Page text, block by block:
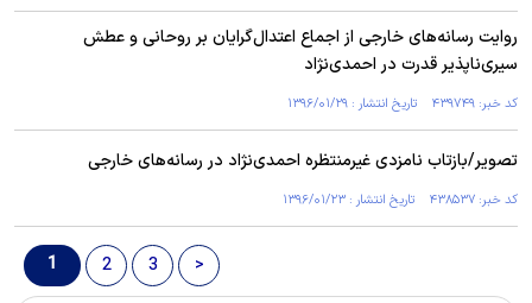
روایت رسانه‌های خارجی از اجماع اعتدال‌گرایان بر روحانی و عطش
سیری‌ناپذیر قدرت در احمدی‌نژاد
کد خبر: ۴۳۹۷۴۹ تاریخ انتشار : ۱۳۹۶/۰۱/۲۹
تصویر/بازتاب نامزدی غیرمنتظره احمدی‌نژاد در رسانه‌های خارجی
کد خبر: ۴۳۸۵۳۷ تاریخ انتشار : ۱۳۹۶/۰۱/۲۳
1 2 3 >